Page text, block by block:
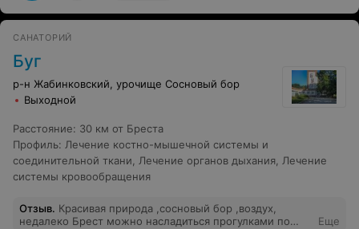
Родителям маленьких детей, с коляской здесь никак,
ребенка на руках, ничего не предусмотрено. Номер,
это просто ужас и кошмар. Во - первых номер очень
мал и тесен. Но, комната спальни...... в ней просто
отстают обои! Все грязно, мрачно, прокурено и уныло.
Занавески черные. Если честно мне не хотелось
снимать обувь и раскладывать вещи. Номер 202 если
столовой хаос.... посуда не убирается. Однообразно,
не вкусно! Мы были голодные. Кормят вареной рыбой
и котлетами с начинкой из лука и яйца. Позор, просто
кошмар. а еще все это холодное. Посуда не убирается.
Отдых в 2021г.
САНАТОРИЙ
Буг
р-н Жабинковский, урочище Сосновый бор
Выходной
Расстояние: 30 км от Бреста
Профиль: Лечение костно-мышечной системы и
соединительной ткани
Лечение органов дыхания Лечение
системы кровообращения
Отзыв. Красивая природа ,сосновый бор ,воздух,
недалеко Брест можно насладиться прогулками по
Еще